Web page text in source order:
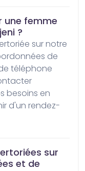
femme
?
de
téléphone
besoins en
d'un rendez-
sur
et de